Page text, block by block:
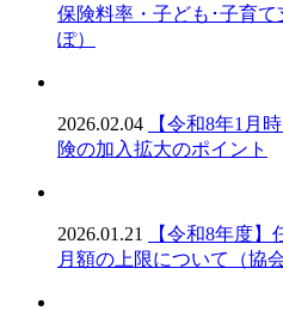
保険料率・子ども･子育
ぽ）
2026.02.04
【令和8年1月
険の加入拡大のポイント
2026.01.21
【令和8年度
月額の上限について（協